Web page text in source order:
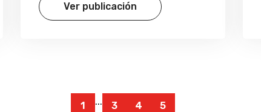
Ver publicación
1 ... 3 4 5